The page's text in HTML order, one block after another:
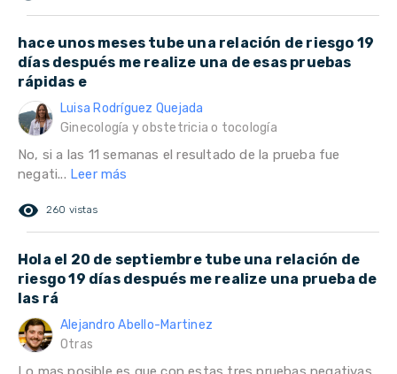
hace unos meses tube una relación de riesgo 19
días después me realize una de esas pruebas
rápidas e
Luisa Rodríguez Quejada
Ginecología y obstetricia o tocología
No, si a las 11 semanas el resultado de la prueba fue
negati... Leer más
remove_red_eye 260 vistas
Hola el 20 de septiembre tube una relación de
riesgo 19 días después me realize una prueba de
las rá
Alejandro Abello-Martinez
Otras